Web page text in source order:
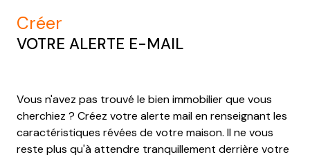
créer
VOTRE ALERTE E-MAIL
Vous n'avez pas trouvé le bien immobilier que vous
cherchiez ? Créez votre alerte mail en renseignant les
caractéristiques révées de votre maison. Il ne vous
reste plus qu'à attendre tranquillement derrière votre